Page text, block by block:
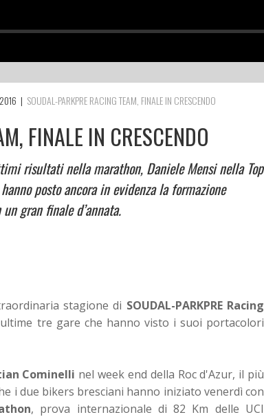
| SOUDAL-PARKPRE RACING TEAM, FINALE IN CRESCENDO
FINALE IN CRESCENDO
risultati nella marathon, Daniele Mensi nella Top
posto ancora in evidenza la formazione
gran finale d’annata.
stagione di SOUDAL-PARKPRE Racing
tre gare che hanno visto i suoi portacolori
Cominelli nel week end della Roc d'Azur, il più
i due bikers bresciani hanno iniziato venerdì con
, prova internazionale di 82 Km delle UCI